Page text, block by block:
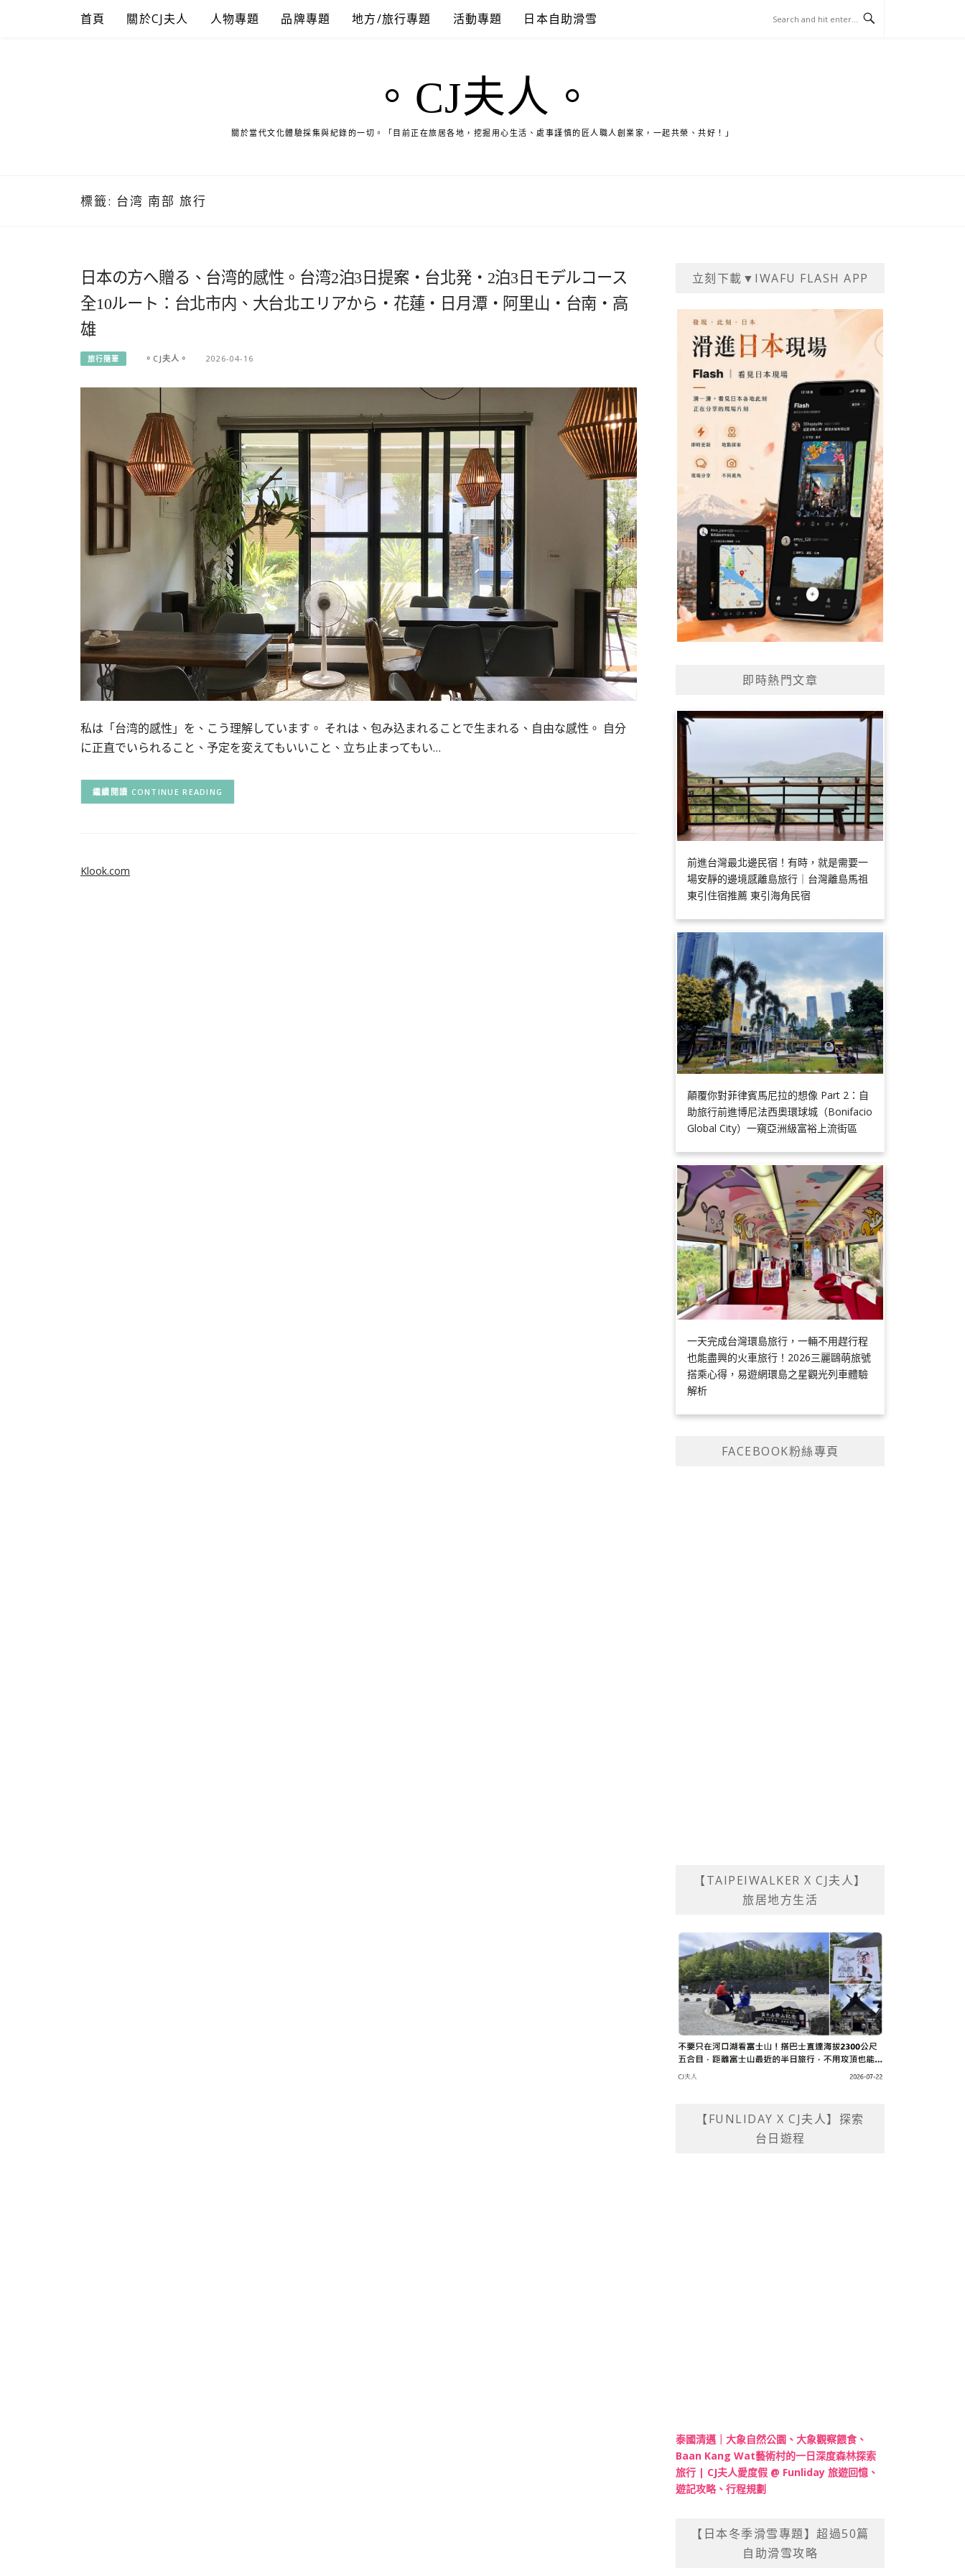
首頁 關於CJ夫人 人物專題 品牌專題 地方/旅行專題 活動專題 日本自助滑雪
。CJ夫人。
關於當代文化體驗採集與紀錄的一切。「目前正在旅居各地，挖掘用心生活、處事謹慎的匠人職人創業家，一起共榮、共好！」
標籤: 台湾 南部 旅行
日本の方へ贈る、台湾的感性。台湾2泊3日提案・台北発・2泊3日モデルコース
全10ルート：台北市内、大台北エリアから・花蓮・日月潭・阿里山・台南・高
雄
旅行隨筆 。CJ夫人。 2026-04-16
私は「台湾的感性」を、こう理解しています。 それは、包み込まれることで生まれる、自由な感性。 自分
に正直でいられること、予定を変えてもいいこと、立ち止まってもい…
CONTINUE READING
立刻下載▼IWAFU FLASH APP
即時熱門文章
前進台灣最北邊民宿！有時，就是需要一
場安靜的邊境感離島旅行｜台灣離島馬祖
東引住宿推薦 東引海角民宿
顛覆你對菲律賓馬尼拉的想像 Part 2：自
助旅行前進博尼法西奧環球城（Bonifacio
Global City）一窺亞洲級富裕上流街區
一天完成台灣環島旅行，一輛不用趕行程
也能盡興的火車旅行！2026三麗鷗萌旅號
搭乘心得，易遊網環島之星觀光列車體驗
解析
FACEBOOK粉絲專頁
【TAIPEIWALKER X CJ夫人】
旅居地方生活
【FUNLIDAY X CJ夫人】探索
台日遊程
泰國清邁｜大象自然公園、大象觀察餵食、
Baan Kang Wat藝術村的一日深度森林探索
旅行 | CJ夫人愛度假 @ Funliday 旅遊回憶、
遊記攻略、行程規劃
【日本冬季滑雪專題】超過50篇
自助滑雪攻略
Klook.com